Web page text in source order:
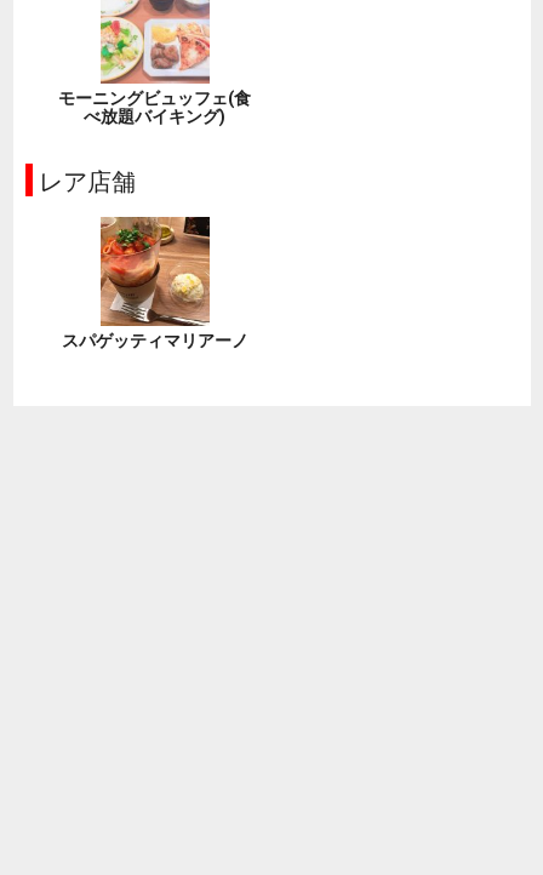
モーニングビュッフェ(食
べ放題バイキング)
レア店舗
スパゲッティマリアーノ